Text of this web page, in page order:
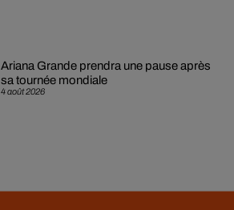
4 août 2026
Ariana Grande prendra une pause après
sa tournée mondiale